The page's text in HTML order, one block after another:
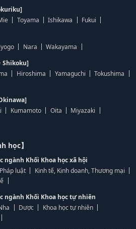
Toyama Ishikawa
Fukui
Nara
Wakayama
Shikoku]
Hiroshima Yamaguchi
Tokushima
Kumamoto Oita
Miyazaki
học】
ngành Khối Khoa học xã hội
Pháp luật
Kinh tế, Kinh doanh, Thương mại
ngành Khối Khoa học tự nhiên
Dược
Khoa học tự nhiên